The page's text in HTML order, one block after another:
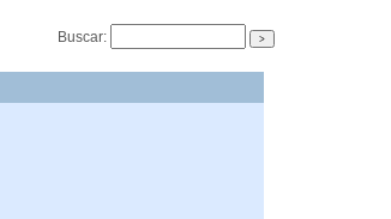
Buscar: